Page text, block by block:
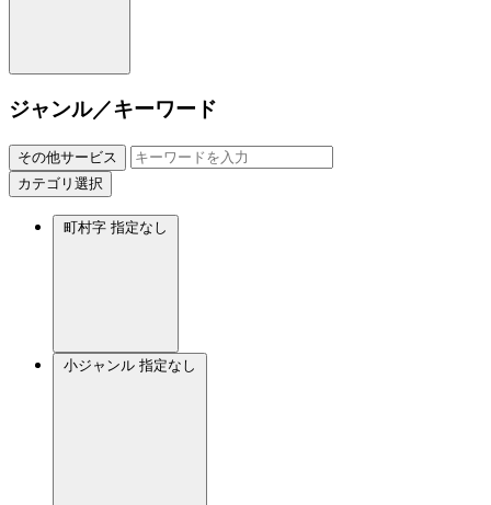
ジャンル／キーワード
その他サービス
カテゴリ選択
町村字 指定なし
小ジャンル 指定なし